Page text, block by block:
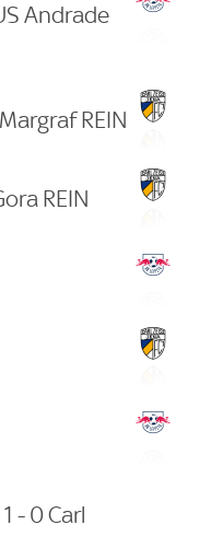
Andrade
REIN
REIN
- 0 Carl